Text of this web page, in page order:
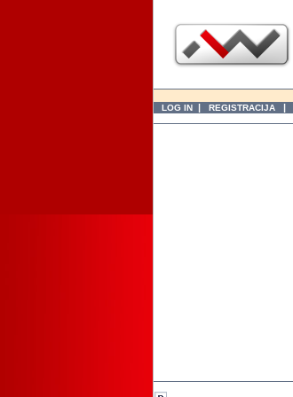
LOG IN | REGISTRACIJA |